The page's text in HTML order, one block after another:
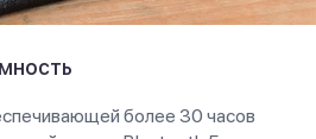
более 30 часов